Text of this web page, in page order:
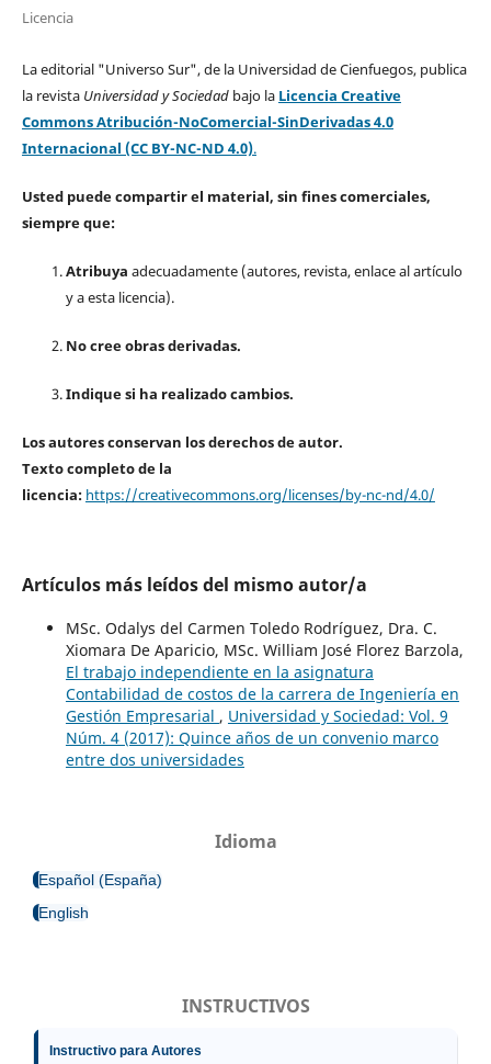
Licencia
La editorial "Universo Sur", de la Universidad de Cienfuegos, publica
la revista Universidad y Sociedad bajo la Licencia Creative
Commons Atribución-NoComercial-SinDerivadas 4.0
Internacional (CC BY-NC-ND 4.0).
Usted puede compartir el material, sin fines comerciales,
siempre que:
Atribuya adecuadamente (autores, revista, enlace al artículo
y a esta licencia).
No cree obras derivadas.
Indique si ha realizado cambios.
Los autores conservan los derechos de autor.
Texto completo de la
licencia: https://creativecommons.org/licenses/by-nc-nd/4.0/
Artículos más leídos del mismo autor/a
MSc. Odalys del Carmen Toledo Rodríguez, Dra. C.
Xiomara De Aparicio, MSc. William José Florez Barzola,
El trabajo independiente en la asignatura
Contabilidad de costos de la carrera de Ingeniería en
Gestión Empresarial , Universidad y Sociedad: Vol. 9
Núm. 4 (2017): Quince años de un convenio marco
entre dos universidades
Idioma
Español (España)
English
INSTRUCTIVOS
Instructivo para Autores